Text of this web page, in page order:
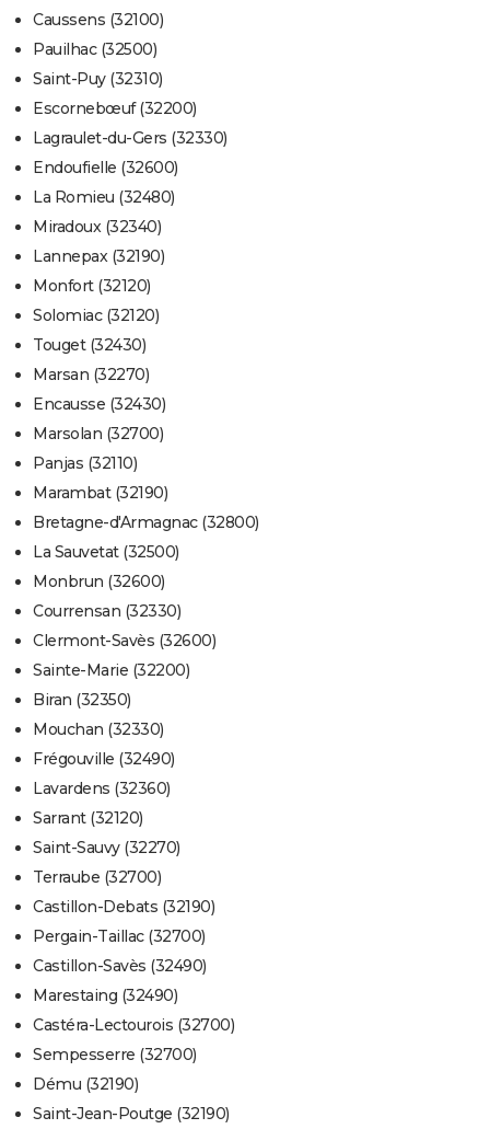
Caussens (32100)
Pauilhac (32500)
Saint-Puy (32310)
Escornebœuf (32200)
Lagraulet-du-Gers (32330)
Endoufielle (32600)
La Romieu (32480)
Miradoux (32340)
Lannepax (32190)
Monfort (32120)
Solomiac (32120)
Touget (32430)
Marsan (32270)
Encausse (32430)
Marsolan (32700)
Panjas (32110)
Marambat (32190)
Bretagne-d'Armagnac (32800)
La Sauvetat (32500)
Monbrun (32600)
Courrensan (32330)
Clermont-Savès (32600)
Sainte-Marie (32200)
Biran (32350)
Mouchan (32330)
Frégouville (32490)
Lavardens (32360)
Sarrant (32120)
Saint-Sauvy (32270)
Terraube (32700)
Castillon-Debats (32190)
Pergain-Taillac (32700)
Castillon-Savès (32490)
Marestaing (32490)
Castéra-Lectourois (32700)
Sempesserre (32700)
Dému (32190)
Saint-Jean-Poutge (32190)